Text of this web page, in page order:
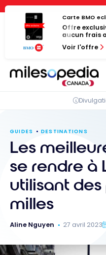
Panneau de gestion des
Passer
contenu
Carte BMO
Offre
aucun frais
Voir l'offre
GUIDES DESTINATIONS
Les
se rendre à
utilisant
milles
Aline Nguyen 27 avril 2023